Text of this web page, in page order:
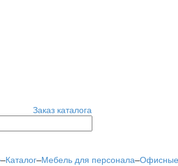
Заказ каталога
–Каталог–Мебель для персонала–Офисные